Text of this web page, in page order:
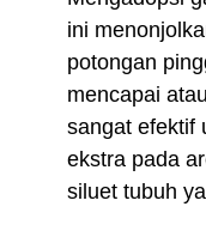
ini
potongan
mencapai
sangat efektif
ekstra pada
siluet tubuh